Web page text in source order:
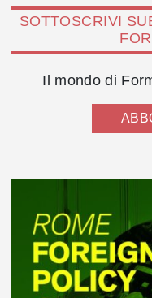
SOTTOSCRIVI
Il mondo di